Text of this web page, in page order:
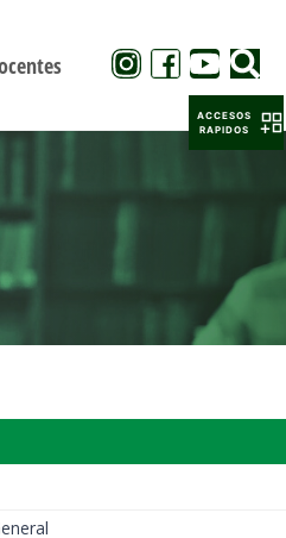
ACCESOS
RAPIDOS